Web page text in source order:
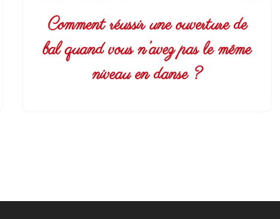
Comment réussir une ouverture de
bal quand vous n’avez pas le même
niveau en danse ?